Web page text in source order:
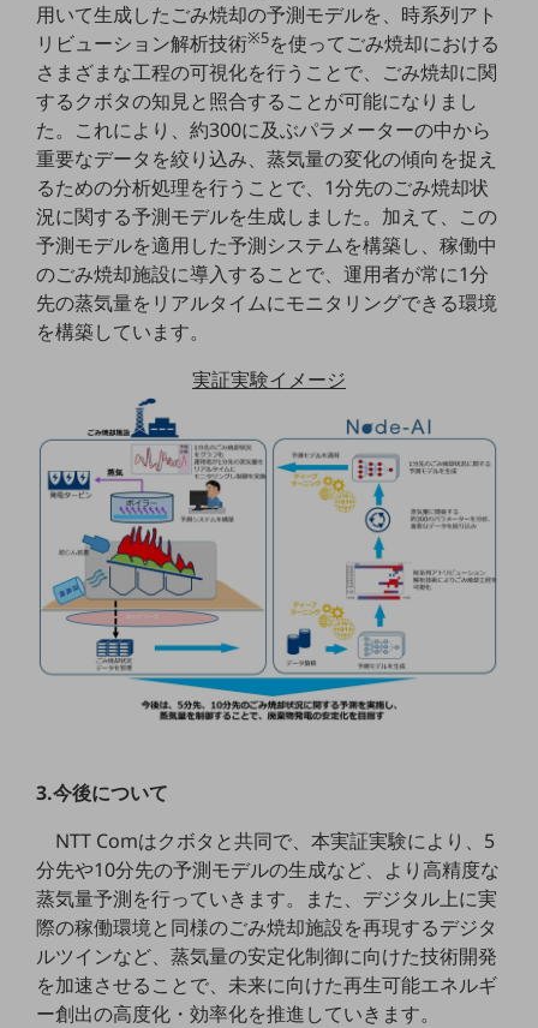
災害対策
職場環境整備
地域共創・地方創生
セキュリティ対策
遠隔監視
顧客体験（CX）改善
自動化・省電化
業種・業態で探すTOP
自治体
一次産業
医療・介護
モビリティ
キーワードで探す
モバイルTOP
法人向けスマホ・携帯に関する、
おすすめの機種、料金やサービスをご紹介
製品
製品TOP
ビジネス向けスマートフォン
タフネススマートフォン
用いて生成したごみ焼却の予測モデルを、時系列アト
リビューション解析技術※5を使ってごみ焼却における
さまざまな工程の可視化を行うことで、ごみ焼却に関
するクボタの知見と照合することが可能になりまし
た。これにより、約300に及ぶパラメーターの中から
重要なデータを絞り込み、蒸気量の変化の傾向を捉え
るための分析処理を行うことで、1分先のごみ焼却状
況に関する予測モデルを生成しました。加えて、この
予測モデルを適用した予測システムを構築し、稼働中
のごみ焼却施設に導入することで、運用者が常に1分
先の蒸気量をリアルタイムにモニタリングできる環境
を構築しています。
実証実験イメージ
3.今後について
NTT Comはクボタと共同で、本実証実験により、5
分先や10分先の予測モデルの生成など、より高精度な
蒸気量予測を行っていきます。また、デジタル上に実
際の稼働環境と同様のごみ焼却施設を再現するデジタ
ルツインなど、蒸気量の安定化制御に向けた技術開発
を加速させることで、未来に向けた再生可能エネルギ
ー創出の高度化・効率化を推進していきます。